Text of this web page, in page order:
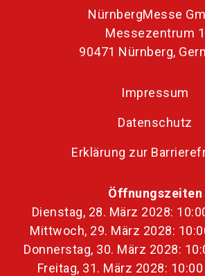
NürnbergMesse
Messezentrum 1
90471 Nürnberg,
Impressum
Datenschutz
Erklärung zur
Öffnungszeiten
Dienstag, 28. März 2028:
Mittwoch, 29. März 2028:
Donnerstag, 30. März 2028:
Freitag, 31. März 2028: